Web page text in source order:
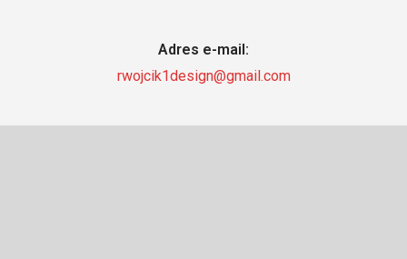
Adres e-mail:
rwojcik1design@gmail.com